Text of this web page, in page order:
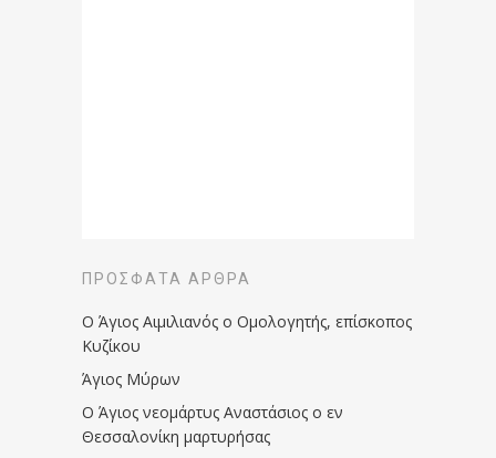
ΠΡΌΣΦΑΤΑ ΆΡΘΡΑ
Ο Άγιος Αιμιλιανός ο Ομολογητής, επίσκοπος
Κυζίκου
Άγιος Μύρων
Ο Άγιος νεομάρτυς Αναστάσιος ο εν
Θεσσαλονίκη μαρτυρήσας